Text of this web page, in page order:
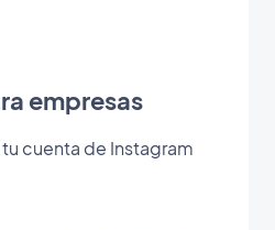
empresas
cuenta de Instagram